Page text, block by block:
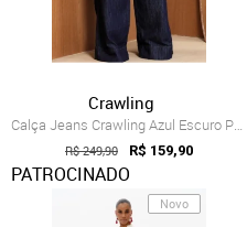
Crawling
Calça Jeans Crawling Azul Escuro Pantalo...
R$ 249,90 R$ 159,90
PATROCINADO
Novo